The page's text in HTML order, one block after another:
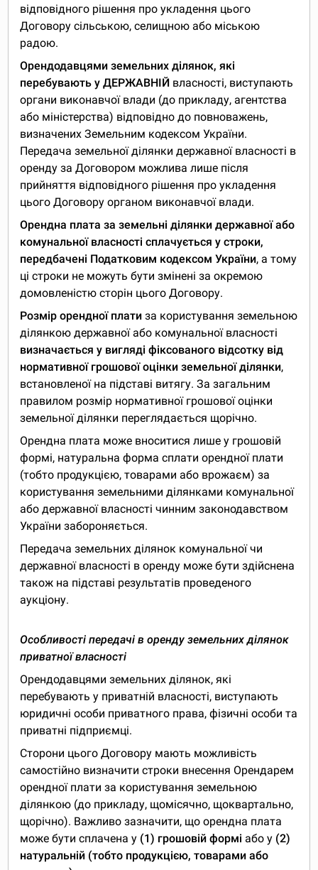
відповідного рішення про укладення цього
Договору сільською, селищною або міською
радою.
Орендодавцями земельних ділянок, які
перебувають у ДЕРЖАВНІЙ власності, виступають
органи виконавчої влади (до прикладу, агентства
або міністерства) відповідно до повноважень,
визначених Земельним кодексом України.
Передача земельної ділянки державної власності в
оренду за Договором можлива лише після
прийняття відповідного рішення про укладення
цього Договору органом виконавчої влади.
Орендна плата за земельні ділянки державної або
комунальної власності сплачується у строки,
передбачені Податковим кодексом України, а тому
ці строки не можуть бути змінені за окремою
домовленістю сторін цього Договору.
Розмір орендної плати за користування земельною
ділянкою державної або комунальної власності
визначається у вигляді фіксованого відсотку від
нормативної грошової оцінки земельної ділянки,
встановленої на підставі витягу. За загальним
правилом розмір нормативної грошової оцінки
земельної ділянки переглядається щорічно.
Орендна плата може вноситися лише у грошовій
формі, натуральна форма сплати орендної плати
(тобто продукцією, товарами або врожаєм) за
користування земельними ділянками комунальної
або державної власності чинним законодавством
України забороняється.
Передача земельних ділянок комунальної чи
державної власності в оренду може бути здійснена
також на підставі результатів проведеного
аукціону.
Особливості передачі в оренду земельних ділянок
приватної власності
Орендодавцями земельних ділянок, які
перебувають у приватній власності, виступають
юридичні особи приватного права, фізичні особи та
приватні підприємці.
Сторони цього Договору мають можливість
самостійно визначити строки внесення Орендарем
орендної плати за користування земельною
ділянкою (до прикладу, щомісячно, щоквартально,
щорічно). Важливо зазначити, що орендна плата
може бути сплачена у (1) грошовій формі або у (2)
натуральній (тобто продукцією, товарами або